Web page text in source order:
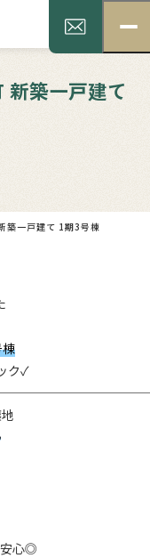
築一戸建て
一戸建て 1期3号棟
ク✓
安心◎